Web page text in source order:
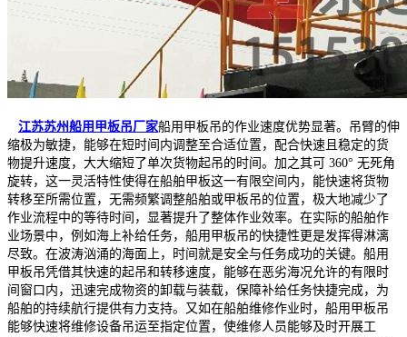
江苏苏州船用甲板吊厂家船用甲板吊的作业速度优势显著。吊臂的伸
缩极为敏捷，能够在短时间内调整至合适位置，配合快速且稳定的货
物提升速度，大大缩短了单次货物起吊的时间。加之其可 360° 无死角
旋转，这一灵活特性使得在船舶甲板这一有限空间内，能快速将货物
转移至所需位置，无需频繁调整船舶或甲板吊的位置，极大地减少了
作业流程中的等待时间，显著提升了整体作业效率。在实际的船舶作
业场景中，例如海上补给任务，船用甲板吊的快捷性更是发挥得淋漓
尽致。在波涛汹涌的海面上，时间就是安全与任务成功的关键。船用
甲板吊凭借其快速的起吊和转移速度，能够在恶劣海况允许的有限时
间窗口内，迅速完成物资的卸载与装载，保障补给任务快捷完成，为
船舶的持续航行提供有力支持。又如在船舶维修作业时，船用甲板吊
能够快速将维修设备吊运至指定位置，使维修人员能够及时开展工